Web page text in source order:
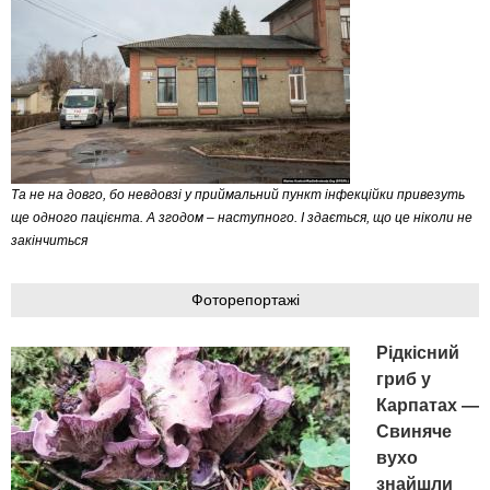
Та не на довго, бо невдовзі у приймальний пункт інфекційки привезуть
ще одного пацієнта. А згодом – наступного. І здається, що це ніколи не
закінчиться
Фоторепортажі
Рідкісний
гриб у
Карпатах —
Свиняче
вухо
знайшли